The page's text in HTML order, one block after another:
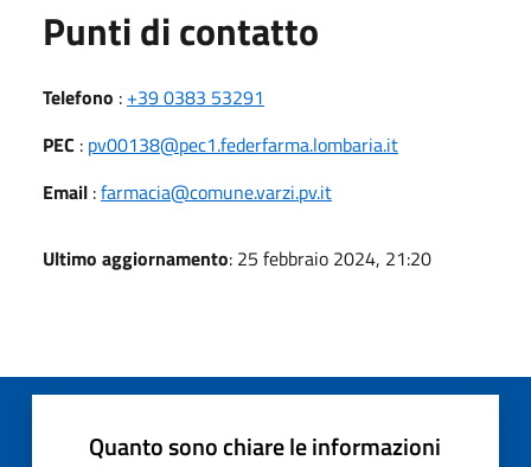
Punti di contatto
Telefono : +39 0383 53291
PEC : pv00138@pec1.federfarma.lombaria.it
Email :farmacia@comune.varzi.pv.it
Ultimo aggiornamento: 25 febbraio 2024, 21:20
Quanto sono chiare le informazioni